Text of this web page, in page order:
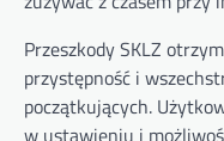
Przeszkody SKLZ
przystępność i
początkujących.